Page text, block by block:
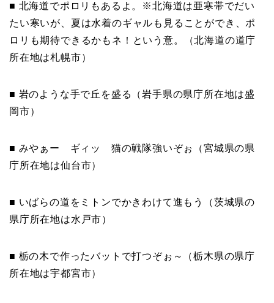
■ 北海道でポロリもあるよ。※北海道は亜寒帯でだい
たい寒いが、夏は水着のギャルも見ることができ、ポ
ロリも期待できるかもネ！という意。（北海道の道庁
所在地は札幌市）
■ 岩のような手で丘を盛る（岩手県の県庁所在地は盛
岡市）
■ みやぁー ギィッ 猫の戦隊強いぞぉ（宮城県の県
庁所在地は仙台市）
■ いばらの道をミトンでかきわけて進もう（茨城県の
県庁所在地は水戸市）
■ 栃の木で作ったバットで打つぞぉ～（栃木県の県庁
所在地は宇都宮市）